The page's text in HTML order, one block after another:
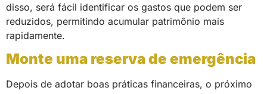
disso, será fácil identificar os gastos que podem ser
reduzidos, permitindo acumular patrimônio mais
rapidamente.
Monte uma reserva de emergência
Depois de adotar boas práticas financeiras, o próximo